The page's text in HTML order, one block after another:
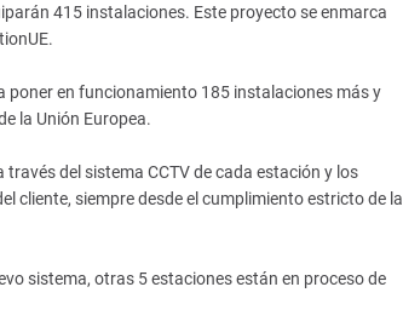
415 instalaciones. Este proyecto se enmarca
poner en funcionamiento 185 instalaciones más y
la Unión Europea.
del sistema CCTV de cada estación y los
cliente, siempre desde el cumplimiento estricto de la
sistema, otras 5 estaciones están en proceso de